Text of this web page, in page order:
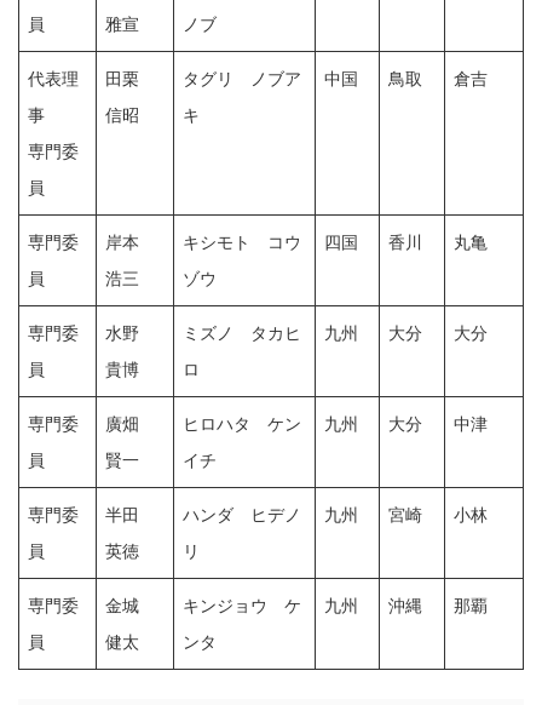
員
雅宣
ノブ
代表理
事
専門委
員
田栗
信昭
タグリ ノブア
キ
中国 鳥取 倉吉
専門委
員
岸本
浩三
キシモト コウ
ゾウ
四国 香川 丸亀
専門委
員
水野
貴博
ミズノ タカヒ
ロ
九州 大分 大分
専門委
員
廣畑
賢一
ヒロハタ ケン
イチ
九州 大分 中津
専門委
員
半田
英徳
ハンダ ヒデノ
リ
九州 宮崎 小林
専門委
員
金城
健太
キンジョウ ケ
ンタ
九州 沖縄 那覇